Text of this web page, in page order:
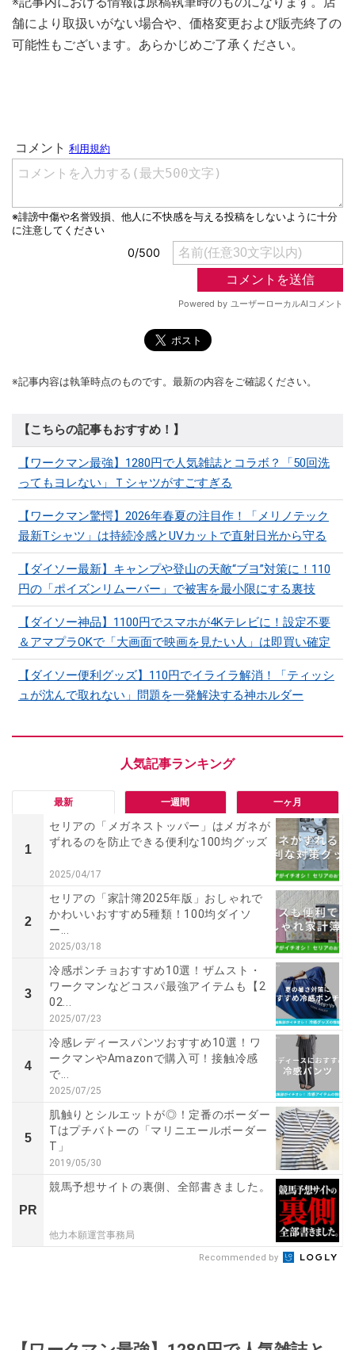
舗により取扱いがない場合や、価格変更および販売終了の
可能性もございます。あらかじめご了承ください。
※記事内容は執筆時点のものです。最新の内容をご確認ください。
【こちらの記事もおすすめ！】
【ワークマン最強】1280円で人気雑誌とコラボ？「50回洗
ってもヨレない」Ｔシャツがすごすぎる
【ワークマン驚愕】2026年春夏の注目作！「メリノテック
最新Tシャツ」は持続冷感とUVカットで直射日光から守る
【ダイソー最新】キャンプや登山の天敵“ブヨ”対策に！110
円の「ポイズンリムーバー」で被害を最小限にする裏技
【ダイソー神品】1100円でスマホが4Kテレビに！設定不要
＆アマプラOKで「大画面で映画を見たい人」は即買い確定
【ダイソー便利グッズ】110円でイライラ解消！「ティッシ
ュが沈んで取れない」問題を一発解決する神ホルダー
最新 一週間 一ヶ月
1
セリアの「メガネストッパー」はメガネが
ずれるのを防止できる便利な100均グッズ
2025/04/17
2
セリアの「家計簿2025年版」おしゃれで
かわいいおすすめ5種類！100均ダイソ
ー...
2025/03/18
3
冷感ポンチョおすすめ10選！ザムスト・
ワークマンなどコスパ最強アイテムも【2
02...
2025/07/23
4
冷感レディースパンツおすすめ10選！ワ
ークマンやAmazonで購入可！接触冷感
で...
2025/07/25
5
肌触りとシルエットが◎！定番のボーダー
Tはプチバトーの「マリニエールボーダー
T」
2019/05/30
PR
競馬予想サイトの裏側、全部書きました。
他力本願運営事務局
Recommended by